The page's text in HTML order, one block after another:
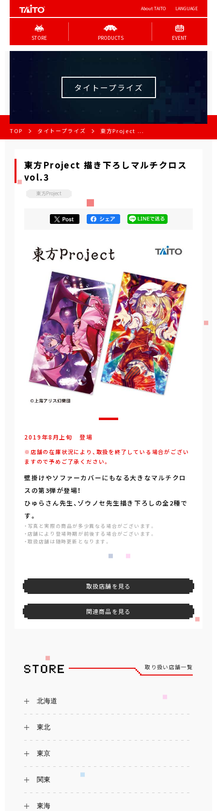
About TAITO LANGUAGE
STORE PRODUCTS EVENT
タイトープライズ
TOP タイトープライズ 東方Project ...
東方Project 描き下ろしマルチクロス
vol.3
東方Project
2019年8 月 上旬 登場
※店舗の在庫状況により、取扱を終了している場合がござい
ますので予めご了承ください。
壁掛けやソファーカバーにもなる大きなマルチクロ
スの第3弾が登場！
ひゅらさん先生、ゾウノセ先生描き下ろしの全2種で
す。
・写真と実際の商品が多少異なる場合がございます。
・店舗により登場時期が前後する場合がございます。
・取扱店舗は随時更新となります。
取扱店舗を見る
関連商品を見る
取り扱い店舗一覧
北海道
東北
東京
関東
東海